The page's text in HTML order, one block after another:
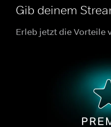
Gib deinem
Erleb jetzt die Vorteile